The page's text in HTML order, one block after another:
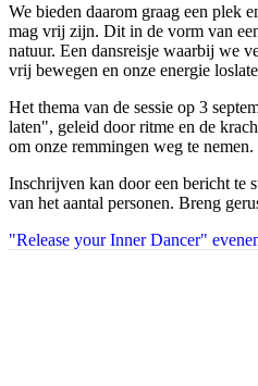
We bieden daarom graag een plek
mag vrij zijn. Dit in de vorm van
natuur. Een dansreisje waarbij we
vrij bewegen en onze energie
Het thema van de sessie op 3
laten", geleid door ritme en de
om onze remmingen weg te nemen.
Inschrijven kan door een bericht te
van het aantal personen. Breng
"Release your Inner Dancer"